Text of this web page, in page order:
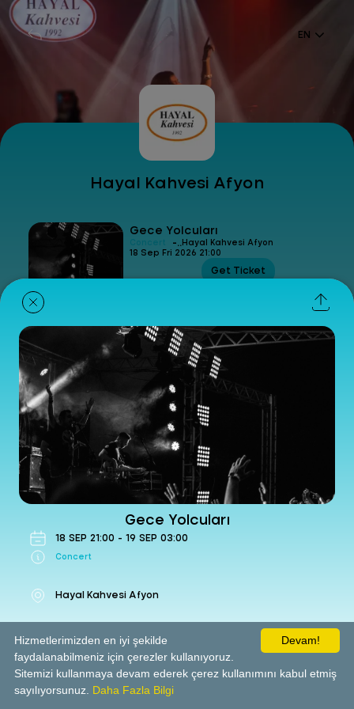
EN
Hayal Kahvesi Afyon
Gece Yolcuları
Concert -Hayal Kahvesi Afyon
18 Sep Fri 2026 21:00
Get Ticket
Yung Ouzo
Hayal Kahvesi Afyon
24 Oct Sat 2026 21:00
Get Ticket
Gece Yolcuları
18 SEP 21:00 - 19 SEP 03:00
Concert
Hayal Kahvesi Afyon
Get Ticket
Devam!
Hizmetlerimizden en iyi şekilde
faydalanabilmeniz için çerezler kullanıyoruz.
Sitemizi kullanmaya devam ederek çerez kullanımını kabul etmiş
sayılıyorsunuz. Daha Fazla Bilgi